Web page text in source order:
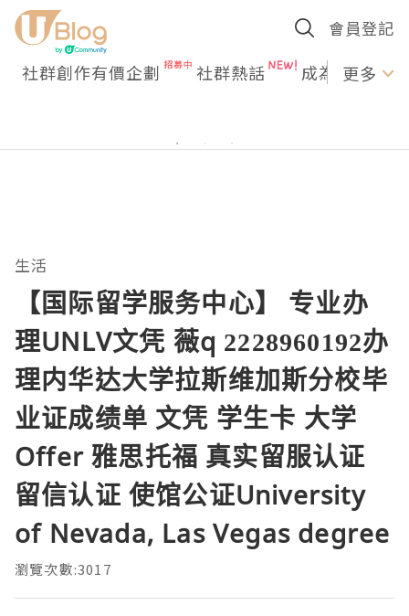
會員登記
社群創作有價企劃 社群熱話 成為U更多
生活
【国际留学服务中心】 专业办
理UNLV文凭 薇q 2228960192办
理内华达大学拉斯维加斯分校毕
业证成绩单 文凭 学生卡 大学
Offer 雅思托福 真实留服认证
留信认证 使馆公证University
of Nevada, Las Vegas degree
瀏覽次數:3017